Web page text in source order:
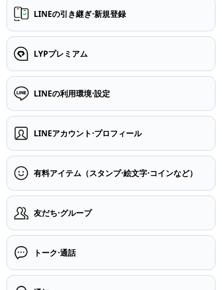
LINEの引き継ぎ⋅新規登録
LYPプレミアム
LINEの利用環境⋅設定
LINEアカウント⋅プロフィール
有料アイテム（スタンプ⋅絵文字⋅コインなど）
友だち⋅グループ
トーク⋅通話